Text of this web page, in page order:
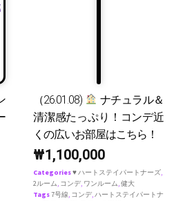
（26.01.08)
ナチュラル＆
清潔感たっぷり！コンデ近
くの広いお部屋はこちら！
₩1,100,000
Categories♥ ハートステイパートナーズ,
2ルーム, コンデ, ワンルーム,健大
Tags7号線, コンデ,ハートステイパートナ